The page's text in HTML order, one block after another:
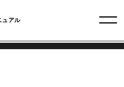
ュアル